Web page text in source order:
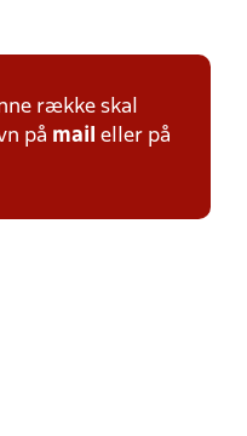
række skal
på mail eller på